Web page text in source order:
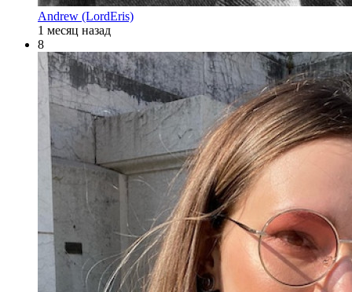
Andrew (LordEris)
1 месяц назад
8